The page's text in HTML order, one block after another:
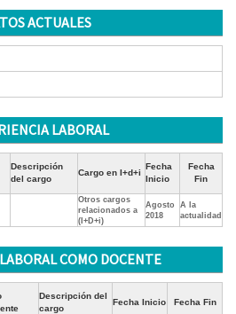
ACTUALES
LABORAL
Descripción
del cargo
Cargo en I+d+i
Fecha
Inicio
Fecha
Fin
Otros cargos
relacionados a
(I+D+i)
Agosto
2018
A la
actualidad
COMO DOCENTE
Descripción del
cargo
Fecha Inicio Fecha Fin